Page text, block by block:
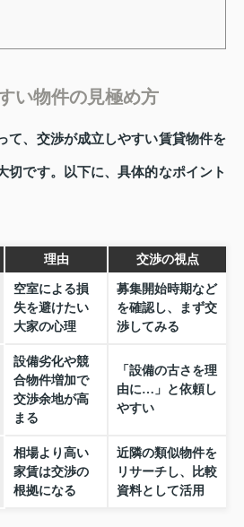
い物件の見極め方
て、交渉が成立しやすい賃貸物件を
切です。以下に、具体的なポイント
理由 交渉の視点
空室による損
失を避けたい
大家の心理
募集開始時期など
を確認し、まず交
渉してみる
設備劣化や競
合物件増加で
交渉余地が高
まる
「設備の古さを理
由に…」と依頼し
やすい
相場より高い
家賃は交渉の
根拠になる
近隣の類似物件を
リサーチし、比較
資料として活用